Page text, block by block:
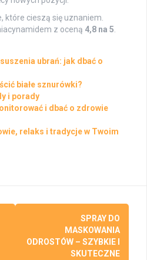
które cieszą się uznaniem.
z oceną 4,8 na 5.
ubrań: jak dbać o
białe sznurówki?
i porady
i dbać o zdrowie
relaks i tradycje w Twoim
SPRAY DO
MASKOWANIA
ODROSTÓW – SZYBKIE I
SKUTECZNE